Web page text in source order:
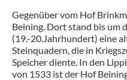
Gegenüber vom Hof
Beining. Dort stand bis um
(19.-20.Jahrhundert) eine
Steinquadern, die in
Speicher diente. In den
von 1533 ist der Hof